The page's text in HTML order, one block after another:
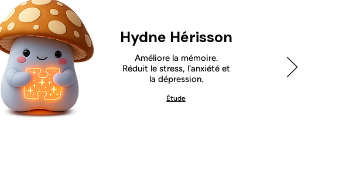
Hydne Hérisson
Améliore la mémoire.
Réduit le stress, l'anxiété et
la dépression.
Étude